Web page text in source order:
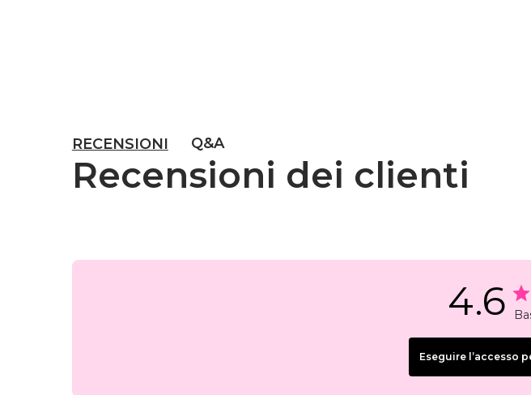
RECENSIONI Q&A
Recensioni dei clienti
4.6
Eseguire l’accesso